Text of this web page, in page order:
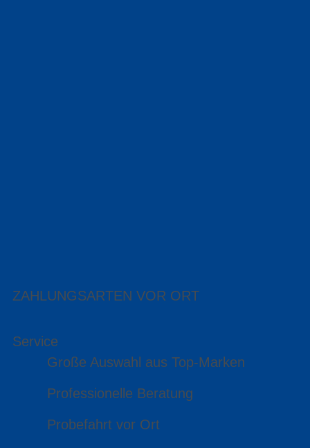
ZAHLUNGSARTEN VOR ORT
Service
Große Auswahl aus Top-Marken
Professionelle Beratung
Probefahrt vor Ort